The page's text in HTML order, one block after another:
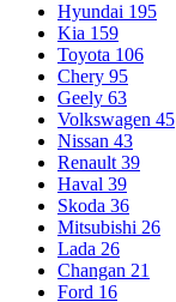
Hyundai 195
Kia 159
Toyota 106
Chery 95
Geely 63
Volkswagen 45
Nissan 43
Renault 39
Haval 39
Skoda 36
Mitsubishi 26
Lada 26
Changan 21
Ford 16